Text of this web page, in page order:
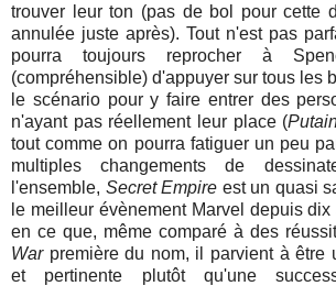
trouver leur ton (pas de bol pour cette
annulée juste après). Tout n'est pas
pourra toujours reprocher à
(compréhensible) d'appuyer sur tous les
le scénario pour y faire entrer des
n'ayant pas réellement leur place (
tout comme on pourra fatiguer un peu
multiples changements de
l'ensemble, Secret Empire est un quasi
le meilleur évènement Marvel depuis
en ce que, même comparé à des
War première du nom, il parvient à
et pertinente plutôt qu'une